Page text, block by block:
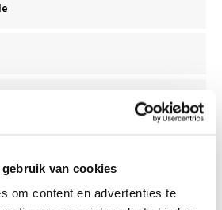
van cookies
om content en advertenties te
sommes là pour vous aider
Chat Whatsapp